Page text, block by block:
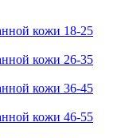
кожи 18-25
кожи 26-35
кожи 36-45
кожи 46-55